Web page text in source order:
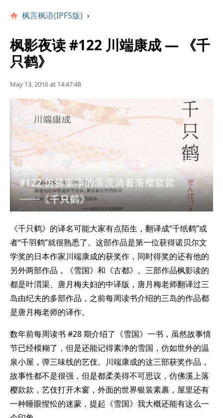
枫言枫语(IPFS版) ›
枫影夜读 #122 川端康成 — 《千
只鹤》
May 13, 2016 at 14:47:48
《千只鹤》的译名可能大家有点陌生，翻译成“千纸鹤”或
者“千羽鹤”就很熟悉了。这部作品是第一位获得诺贝尔文
学奖的日本作家川端康成的获奖作，同时得奖的还有他的
另外两部作品，《雪国》和《古都》。三部作品枫影读的
都是叶渭渠、唐月梅夫妇的中译版，唐月梅老师翻译过三
岛由纪夫的多部作品，之前每周读书介绍的三岛的作品都
是唐月梅老师的译作。
数年前每周读书 #28 期介绍了《雪国》一书，虽然故事情
节已经模糊了，但是还能记得素净的雪国，仿如世外的温
泉小屋，弹三味线的艺伎。川端康成的这三部获奖作品，
故事性都不是很强，但是都柔美得不可思议，仿佛溪上落
樱款款，艺伎打开木窗，外面的世界银装素裹，屋里还有
一种睡眼惺忪的迷蒙，提起《雪国》我大概还能有这么一